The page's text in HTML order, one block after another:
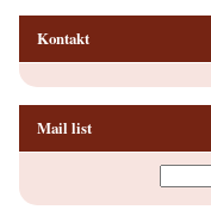
Kontakt
Mail list